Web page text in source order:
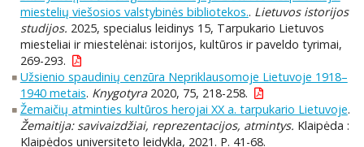
miestelių viešosios valstybinės bibliotekos.. Lietuvos istorijos
studijos. 2025, specialus leidinys 15, Tarpukario Lietuvos
miesteliai ir miestelėnai: istorijos, kultūros ir paveldo tyrimai,
269-293.
Užsienio spaudinių cenzūra Nepriklausomoje Lietuvoje 1918–
1940 metais. Knygotyra2020, 75, 218-258.
Žemaičių atminties kultūros herojai XX a. tarpukario Lietuvoje.
Žemaitija: savivaizdžiai, reprezentacijos, atmintys. Klaipėda :
Klaipėdos universiteto leidykla, 2021. P. 41-68.